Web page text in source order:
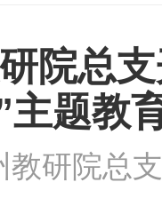
院总
主题教
教研院总支